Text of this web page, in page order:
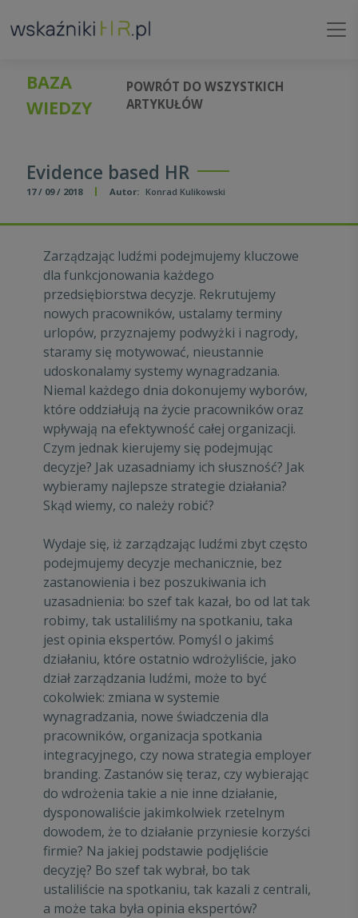
BAZA
WIEDZY
POWRÓT DO WSZYSTKICH
ARTYKUŁÓW
Evidence based HR
17 / 09 / 2018 Autor: Konrad Kulikowski
Zarządzając ludźmi podejmujemy kluczowe
dla funkcjonowania każdego
przedsiębiorstwa decyzje. Rekrutujemy
nowych pracowników, ustalamy terminy
urlopów, przyznajemy podwyżki i nagrody,
staramy się motywować, nieustannie
udoskonalamy systemy wynagradzania.
Niemal każdego dnia dokonujemy wyborów,
które oddziałują na życie pracowników oraz
wpływają na efektywność całej organizacji.
Czym jednak kierujemy się podejmując
decyzje? Jak uzasadniamy ich słuszność? Jak
wybieramy najlepsze strategie działania?
Skąd wiemy, co należy robić?
Wydaje się, iż zarządzając ludźmi zbyt często
podejmujemy decyzje mechanicznie, bez
zastanowienia i bez poszukiwania ich
uzasadnienia: bo szef tak kazał, bo od lat tak
robimy, tak ustaliliśmy na spotkaniu, taka
jest opinia ekspertów. Pomyśl o jakimś
działaniu, które ostatnio wdrożyliście, jako
dział zarządzania ludźmi, może to być
cokolwiek: zmiana w systemie
wynagradzania, nowe świadczenia dla
pracowników, organizacja spotkania
integracyjnego, czy nowa strategia employer
branding. Zastanów się teraz, czy wybierając
do wdrożenia takie a nie inne działanie,
dysponowaliście jakimkolwiek rzetelnym
dowodem, że to działanie przyniesie korzyści
firmie? Na jakiej podstawie podjęliście
decyzję? Bo szef tak wybrał, bo tak
ustaliliście na spotkaniu, tak kazali z centrali,
a może taka była opinia ekspertów?